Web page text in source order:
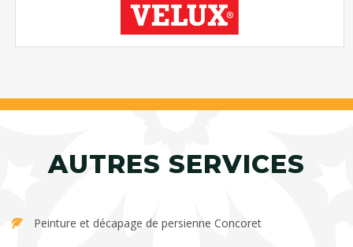
AUTRES SERVICES
Peinture et décapage de persienne Concoret